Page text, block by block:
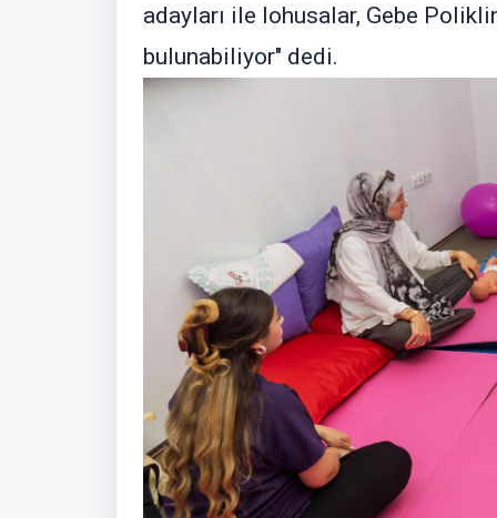
adayları ile lohusalar, Gebe
bulunabiliyor" dedi.